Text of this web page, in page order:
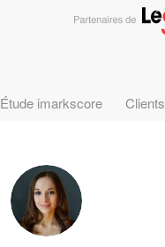
Étude imarkscore Clients